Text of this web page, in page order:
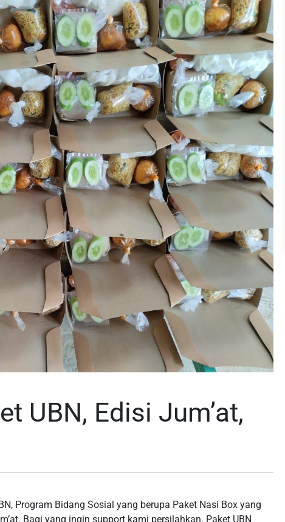
UBN, Edisi Jum’at,
Program Bidang Sosial yang berupa Paket Nasi Box yang
Bagi yang ingin support kami persilahkan. Paket UBN